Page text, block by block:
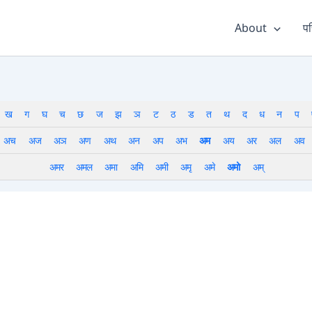
About
ख ग घ च छ ज झ ञ ट ठ ड त थ द ध न प
अच अज अञ अण अथ अन अप अभ अम अय अर अल अव
अमर
अमल अमा अमि अमी अमृ अमे अमो अम्